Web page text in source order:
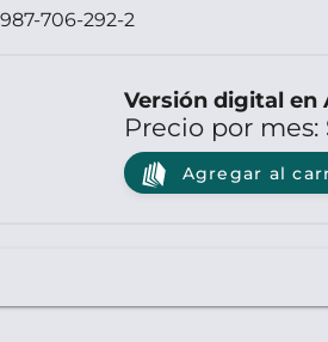
706-292-2
Versión digital en
Precio por mes:
Agregar al